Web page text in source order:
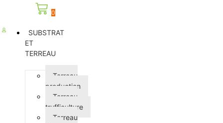
0
SUBSTRAT
ET
TERREAU
Terreau
production
Terreau
trufficulture
Terreau